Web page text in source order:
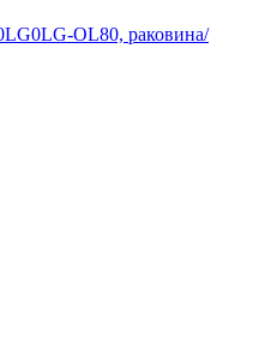
OL80, раковина/